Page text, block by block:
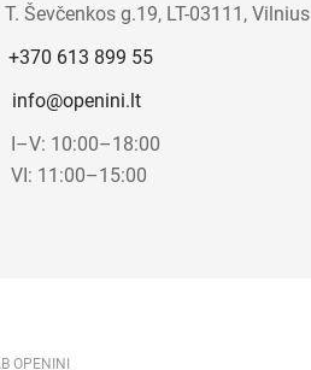
T. Ševčenkos g.19, LT-03111, Vilnius
+370 613 899 55
info@openini.lt
I–V: 10:00–18:00
VI: 11:00–15:00
OPENINI